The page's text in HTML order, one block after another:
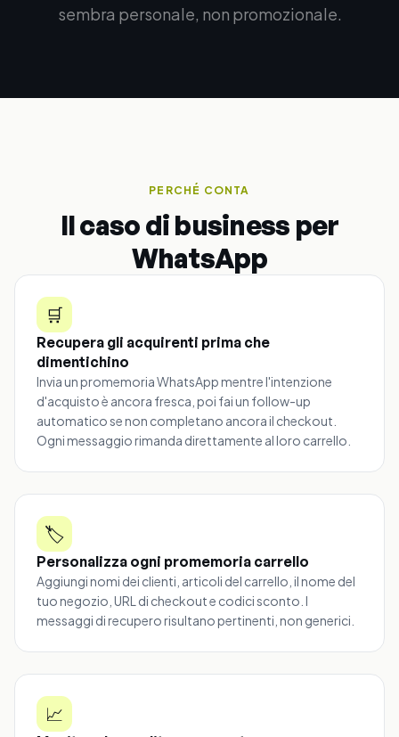
sembra personale, non promozionale.
PERCHÉ CONTA
Il caso di business per
WhatsApp
🛒
Recupera gli acquirenti prima che
dimentichino
Invia un promemoria WhatsApp mentre l'intenzione
d'acquisto è ancora fresca, poi fai un follow-up
automatico se non completano ancora il checkout.
Ogni messaggio rimanda direttamente al loro carrello.
🏷️
Personalizza ogni promemoria carrello
Aggiungi nomi dei clienti, articoli del carrello, il nome del
tuo negozio, URL di checkout e codici sconto. I
messaggi di recupero risultano pertinenti, non generici.
📈